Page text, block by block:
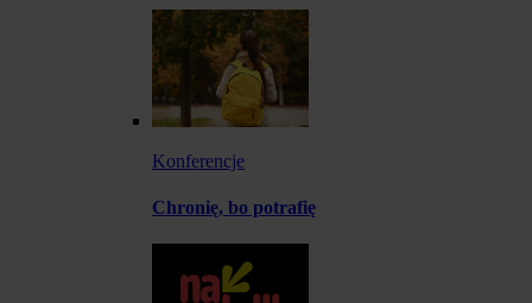
Konferencje
Chronię, bo potrafię